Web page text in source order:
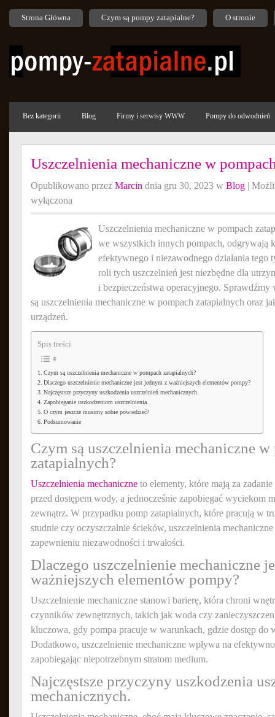
Strona Główna Czym są pompy zatapialne? O stronie
Bez kategorii Blog Firmy i serwisy WWW Pompy do odwodnień
Uszczelnienia mechaniczne w
Opublikowano przez Marcin dnia gru 30, 2023 w Blog |
wyłączona
Uszczelnienia mechaniczne w pompach
we wszystkich innych pompach, odgrywają
efektywnego i niezawodnego działania tego
roli tych uszczelnień jest niezbędne dla
i bezpieczeństwa operacyjnego. Sprawdźmy
są uszczelnienia mechaniczne w pompach zatapialnych oraz
urządzeń.
Spis treści
Czym są uszczelnienia mechaniczne w pompach zatapialnych?
Dlaczego uszczelnienie mechaniczne jest jednym z ważniejszych elementów pompy?
Najczęstsze przyczyny uszkodzenia uszczelnień mechanicznych.
Zapobieganie uszkodzeniom uszczelnienia.
O czym jeszcze musimy sobie powiedzieć?
Podsumowanie
Czym są uszczelnienia mechaniczne w
zatapialnych?
Uszczelnienia mechaniczne to elementy, które mają za
przed dostępem wody, a jednocześnie zapobiegać wyciekom
zewnątrz. W przypadku pomp zatapialnych, które pracują w
studnie czy oczyszczalnie ścieków, uszczelnienia
zapewnieniu niezawodności i trwałości.
Dlaczego uszczelnienie mechaniczne
ważniejszych elementów pompy?
Uszczelnienie mechaniczne stanowi barierę, która chroni
czynników zewnętrznych, takich jak woda czy
kluczowa, gdy pompa pracuje w warunkach, gdzie dostęp do
Dodatkowo, uszczelnienie mechaniczne wpływa na
zapobiegając niepotrzebnym stratom medium.
Najczęstsze przyczyny uszkodzenia
mechanicznych.